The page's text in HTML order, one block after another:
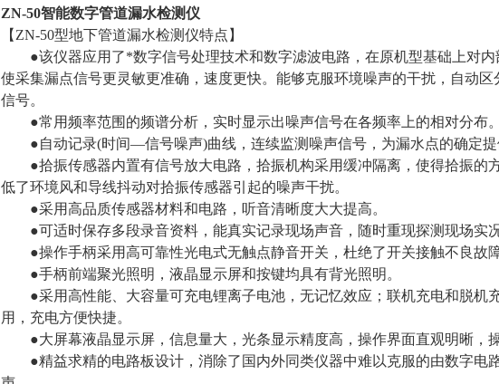
ZN-50智能数字管道漏水检测仪
【ZN-50型地下管道漏水检测仪特点】
●该仪器应用了*数字信号处理技术和数字滤波电路，在原机型基础上对内
使采集漏点信号更灵敏更准确，速度更快。能够克服环境噪声的干扰，自动
信号。
●常用频率范围的频谱分析，实时显示出噪声信号在各频率上的相对分布。
●自动记录(时间—信号噪声)曲线，连续监测噪声信号，为漏水点的确定提
●拾振传感器内置有信号放大电路，拾振机构采用缓冲隔离，使得拾振的
低了环境风和导线抖动对拾振传感器引起的噪声干扰。
●采用高品质传感器材料和电路，听音清晰度大大提高。
●可适时保存多段录音资料，能真实记录现场声音，随时重现探测现场实况
●操作手柄采用高可靠性光电式无触点静音开关，杜绝了开关接触不良故障
●手柄前端聚光照明，液晶显示屏和按键均具有背光照明。
●采用高性能、大容量可充电锂离子电池，无记忆效应；联机充电和脱机
用，充电方便快捷。
●大屏幕液晶显示屏，信息量大，光条显示精度高，操作界面直观明晰，操
●精益求精的电路板设计，消除了国内外同类仪器中难以克服的由数字电